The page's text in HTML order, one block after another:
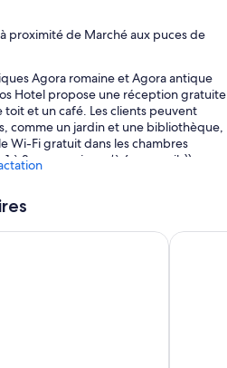
proximité de Marché aux puces de
Agora romaine et Agora antique
Hotel propose une réception gratuite
toit et un café. Les clients peuvent
comme un jardin et une bibliothèque,
Wi-Fi gratuit dans les chambres
2 pers. ou jusqu’à 6 appareils)).
coffre-fort à la réception et
Athens